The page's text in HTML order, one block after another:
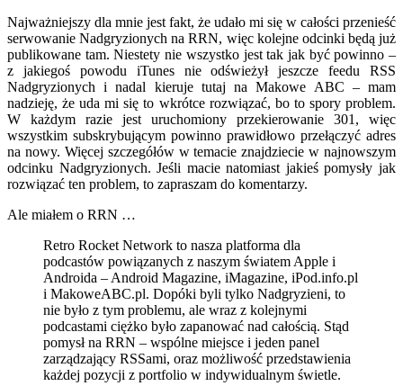
Najważniejszy dla mnie jest fakt, że udało mi się w całości przenieść
serwowanie Nadgryzionych na RRN, więc kolejne odcinki będą już
publikowane tam. Niestety nie wszystko jest tak jak być powinno –
z jakiegoś powodu iTunes nie odświeżył jeszcze feedu RSS
Nadgryzionych i nadal kieruje tutaj na Makowe ABC – mam
nadzieję, że uda mi się to wkrótce rozwiązać, bo to spory problem.
W każdym razie jest uruchomiony przekierowanie 301, więc
wszystkim subskrybującym powinno prawidłowo przełączyć adres
na nowy. Więcej szczegółów w temacie znajdziecie w najnowszym
odcinku Nadgryzionych. Jeśli macie natomiast jakieś pomysły jak
rozwiązać ten problem, to zapraszam do komentarzy.
Ale miałem o RRN …
Retro Rocket Network to nasza platforma dla
podcastów powiązanych z naszym światem Apple i
Androida – Android Magazine, iMagazine, iPod.info.pl
i MakoweABC.pl. Dopóki byli tylko Nadgryzieni, to
nie było z tym problemu, ale wraz z kolejnymi
podcastami ciężko było zapanować nad całością. Stąd
pomysł na RRN – wspólne miejsce i jeden panel
zarządzający RSSami, oraz możliwość przedstawienia
każdej pozycji z portfolio w indywidualnym świetle.